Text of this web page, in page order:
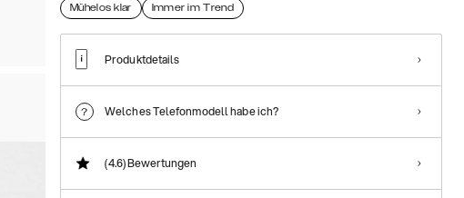
Mühelos klar Immer im Trend
Produktdetails
Welches Telefonmodell habe ich?
(4.6)Bewertungen